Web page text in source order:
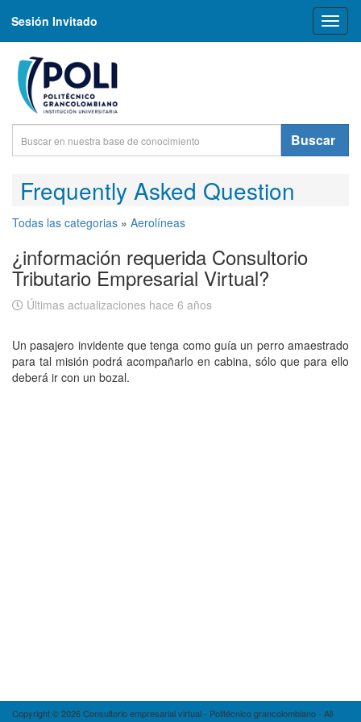
Sesión Invitado
Buscar
Frequently Asked Question
Todas las categorias » Aerolíneas
¿información requerida Consultorio
Tributario Empresarial Virtual?
Últimas actualizaciones hace 6 años
Un pasajero invidente que tenga como guía un perro amaestrado
para tal misión podrá acompañarlo en cabina, sólo que para ello
deberá ir con un bozal.
Copyright © 2026 Consultorio empresarial virtual - Politécnico grancolombiano - All